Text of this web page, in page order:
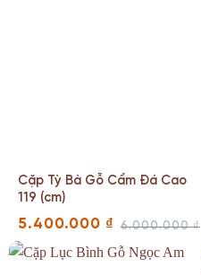
Cặp Tỳ Bà Gỗ Cẩm Đá Cao
119 (cm)
6.000.000₫
gốc
là:
5.400.000 ₫
hiện
tại